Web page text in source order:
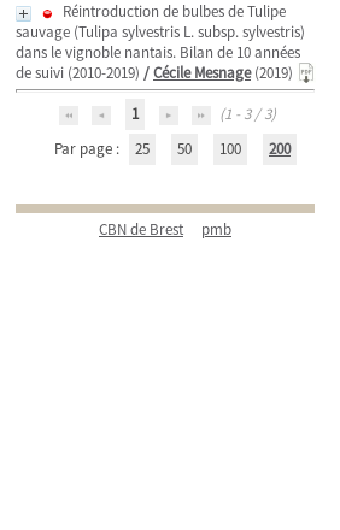
Réintroduction de bulbes de Tulipe
sauvage (Tulipa sylvestris L. subsp. sylvestris)
dans le vignoble nantais. Bilan de 10 années
de suivi (2010-2019) /Cécile Mesnage(2019)
1
(1 - 3 / 3)
Par page :
25 50 100 200
CBN de Brest pmb